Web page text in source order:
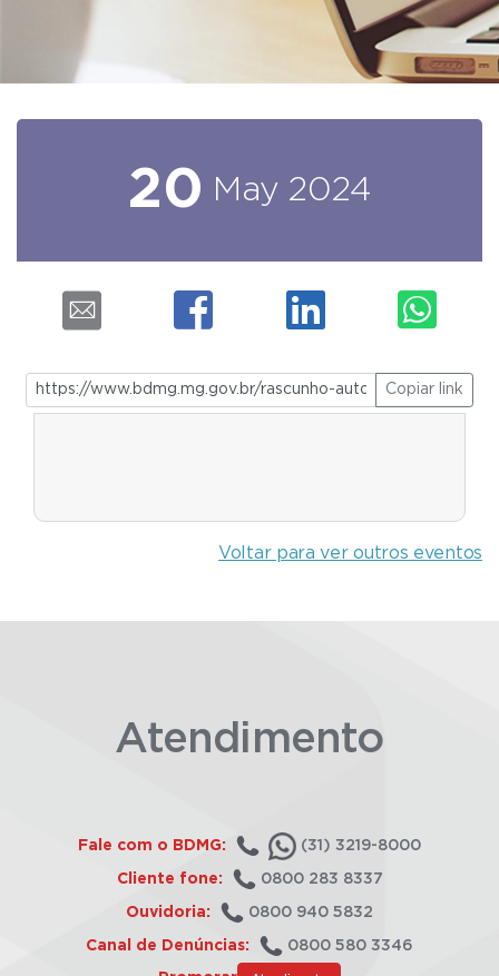
20 May 2024
Copiar link
Voltar para ver outros eventos
Atendimento
Fale com o BDMG: (31) 3219-8000
Cliente fone: 0800 283 8337
Ouvidoria: 0800 940 5832
Canal de Denúncias: 0800 580 3346